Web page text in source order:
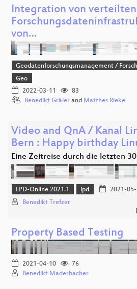
Integration von
von…
Geodatenforschungsmanagement /
Geo
2022-03-11
83
Benedikt Gräler and Matthes Rieke
Video and QnA / Kanal
Bern : Happy birthday
Eine Zeitreise durch die letzten 30
LPD-Online 2021.1 lpd 2021-
Benedikt Trefzer
Property Based Testing
2021-04-10
76
Benedikt Maderbacher